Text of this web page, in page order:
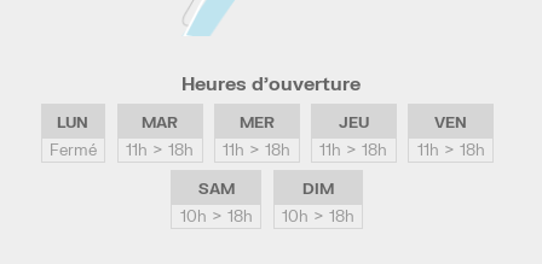
Heures d’ouverture
LUN
Fermé
MAR
11h > 18h
MER
11h > 18h
JEU
11h > 18h
VEN
11h > 18h
SAM
10h > 18h
DIM
10h > 18h